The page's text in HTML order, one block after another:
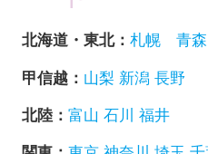
北海道・東北： 札幌 青森
甲信越： 山梨 新潟 長野
北陸： 富山 石川 福井